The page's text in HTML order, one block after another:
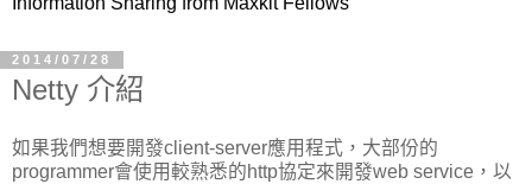
2014/07/28
Netty 介紹
如果我們想要開發client-server應用程式，大部份的
programmer會使用較熟悉的http協定來開發web service，以